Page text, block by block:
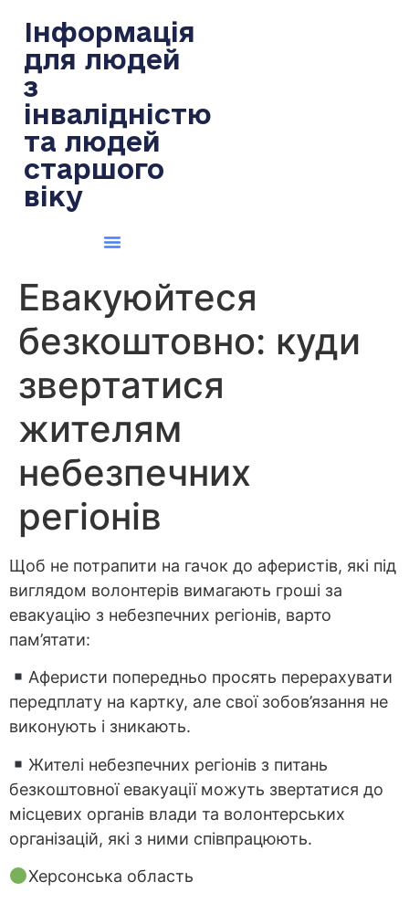
Інформація
для людей
з
інвалідністю
та людей
старшого
віку
Евакуюйтеся
безкоштовно: куди
звертатися
жителям
небезпечних
регіонів
Щоб не потрапити на гачок до аферистів, які під
виглядом волонтерів вимагають гроші за
евакуацію з небезпечних регіонів, варто
пам’ятати:
Аферисти попередньо просять перерахувати
передплату на картку, але свої зобов’язання не
виконують і зникають.
Жителі небезпечних регіонів з питань
безкоштовної евакуації можуть звертатися до
місцевих органів влади та волонтерських
організацій, які з ними співпрацюють.
Херсонська область